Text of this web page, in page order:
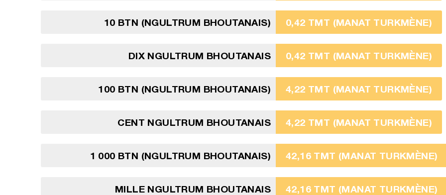
10 BTN (NGULTRUM BHOUTANAIS) 0,42 TMT (MANAT TURKMÈNE)
DIX NGULTRUM BHOUTANAIS 0,42 TMT (MANAT TURKMÈNE)
100 BTN (NGULTRUM BHOUTANAIS) 4,22 TMT (MANAT TURKMÈNE)
CENT NGULTRUM BHOUTANAIS 4,22 TMT (MANAT TURKMÈNE)
1 000 BTN (NGULTRUM BHOUTANAIS) 42,16 TMT (MANAT TURKMÈNE)
MILLE NGULTRUM BHOUTANAIS 42,16 TMT (MANAT TURKMÈNE)